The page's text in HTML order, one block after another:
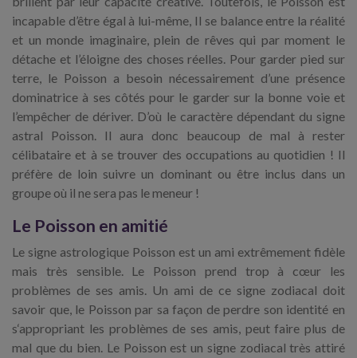
incapable d’être égal à lui-même, Il se balance entre la réalité
et un monde imaginaire, plein de rêves qui par moment le
détache et l’éloigne des choses réelles. Pour garder pied sur
terre, le Poisson a besoin nécessairement d’une présence
dominatrice à ses côtés pour le garder sur la bonne voie et
l’empêcher de dériver. D’où le caractère dépendant du signe
astral Poisson. Il aura donc beaucoup de mal à rester
célibataire et à se trouver des occupations au quotidien ! Il
préfère de loin suivre un dominant ou être inclus dans un
groupe où il ne sera pas le meneur !
Le Poisson en amitié
Le signe astrologique Poisson est un ami extrêmement fidèle
mais très sensible. Le Poisson prend trop à cœur les
problèmes de ses amis. Un ami de ce signe zodiacal doit
savoir que, le Poisson par sa façon de perdre son identité en
s‘appropriant les problèmes de ses amis, peut faire plus de
mal que du bien. Le Poisson est un signe zodiacal très attiré